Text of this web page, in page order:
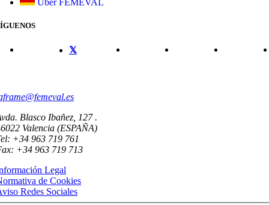
Über FEMEVAL
Blasco Ibañez, 127 .
Valencia (ESPAÑA)
+34 963 719 761
+34 963 719 713
Legal
de Cookies
Redes Sociales